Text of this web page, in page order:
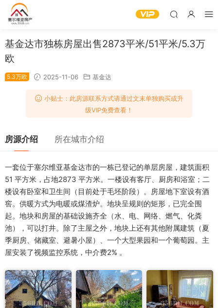
基金达市独栋房屋出售2873平米/51平米/5.3万
欧
5.3万欧 2025-11-06 基金达
小贴士：此房源联系方式请通过文末单独购买或升
级VIP免费查看！
房源介绍 所在城市介绍
一套位于塞尔维亚基金达市的一栋已登记的单层房屋，建筑面积
51 平方米，占地2873 平方米。一楼设有客厅、厨房和浴室；二
楼设有卧室和卫生间（目前处于毛坯阶段）。房屋地下室设有酒
窖。供暖方式为电暖或煤渣炉。地块呈规则的矩形，已完全围
起。地块和房屋的基础设施齐全（水、电、网络、燃气、化粪
池），可以打井。除了主屋之外，地块上还有其他附属建筑（夏
季厨房、储藏室、避暑小屋）、一个大型果园和一个葡萄园。主
屋安装了视频监控系统，中介费2% 。